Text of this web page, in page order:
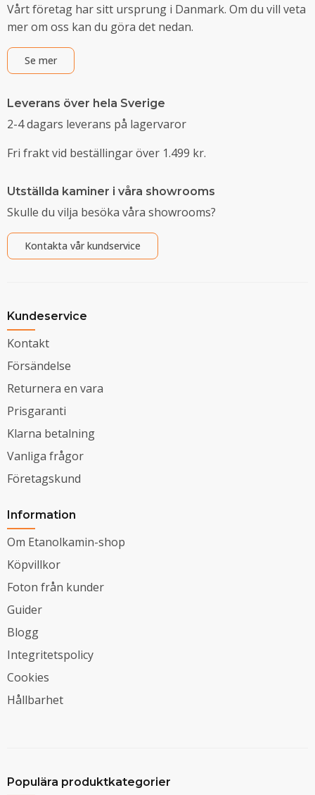
Vårt företag har sitt ursprung i Danmark. Om du vill veta
mer om oss kan du göra det nedan.
Se mer
Leverans över hela Sverige
2-4 dagars leverans på lagervaror
Fri frakt vid beställingar över 1.499 kr.
Utställda kaminer i våra showrooms
Skulle du vilja besöka våra showrooms?
Kontakta vår kundservice
Kundeservice
Kontakt
Försändelse
Returnera en vara
Prisgaranti
Klarna betalning
Vanliga frågor
Företagskund
Information
Om Etanolkamin-shop
Köpvillkor
Foton från kunder
Guider
Blogg
Integritetspolicy
Cookies
Hållbarhet
Populära produktkategorier